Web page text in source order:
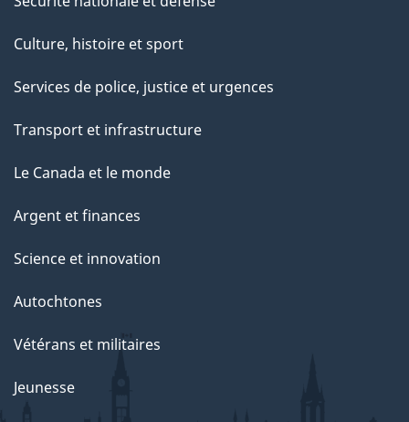
Culture, histoire et sport
Services de police, justice et urgences
Transport et infrastructure
Le Canada et le monde
Argent et finances
Science et innovation
Autochtones
Vétérans et militaires
Jeunesse